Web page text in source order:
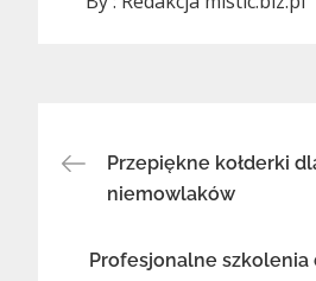
wpisu
Przepiękne kołderki
niemowlaków
Profesjonalne szkolenia